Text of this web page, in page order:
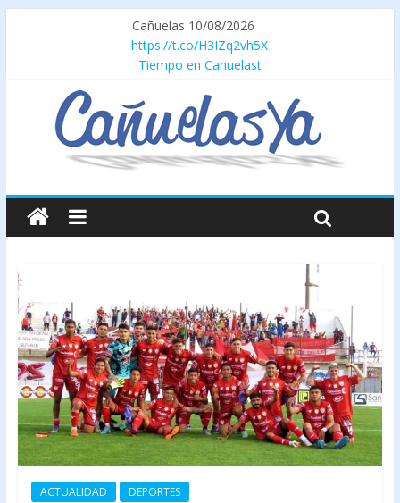
Cañuelas 10/08/2026
https://t.co/H3IZq2vh5X
Tiempo en Canuelast
ACTUALIDAD DEPORTES